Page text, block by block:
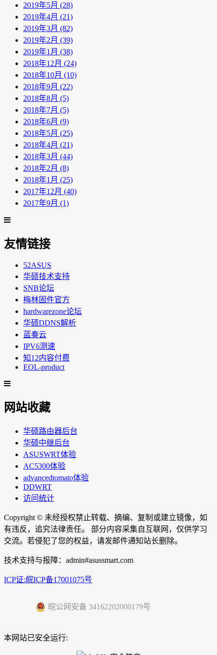
2019年5月 (28)
2019年4月 (21)
2019年3月 (82)
2019年2月 (39)
2019年1月 (38)
2018年12月 (24)
2018年10月 (10)
2018年9月 (22)
2018年8月 (5)
2018年7月 (5)
2018年6月 (9)
2018年5月 (25)
2018年4月 (21)
2018年3月 (44)
2018年2月 (8)
2018年1月 (25)
2017年12月 (40)
2017年9月 (1)
友情链接
52ASUS
华硕技术支持
SNB论坛
梅林固件官方
hardwarezone论坛
华硕DDNS解析
蓝奏云
IPV6测速
知12内容付费
EOL-product
网站收藏
华硕路由器后台
华硕中继后台
ASUSWRT体验
AC5300体验
advancedtomato体验
DDWRT
访问统计
Copyright © 未经授权禁止转载、摘编、复制或建立镜像，如
有违反，追究法律责任。 部分内容采集自互联网，仅供学习
交流。若侵犯了您的权益，请发邮件通知站长删除。
技术支持与报障：admin#asussmart.com
ICP证:皖ICP备17001075号
皖公网安备 34162202000179号
本网站已安全运行: